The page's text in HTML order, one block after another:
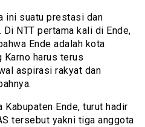
ini suatu prestasi dan
NTT pertama kali di Ende,
Ende adalah kota
Karno harus terus
aspirasi rakyat dan
Kabupaten Ende, turut hadir
tersebut yakni tiga anggota